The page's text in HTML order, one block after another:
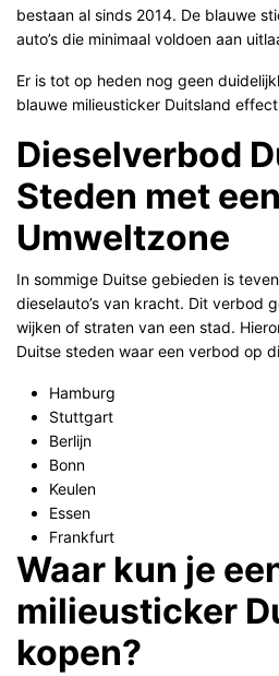
bestaan al sinds 2014. De blauwe
auto’s die minimaal voldoen aan
Er is tot op heden nog geen
blauwe milieusticker Duitsland
Dieselverbod
Steden met een
Umweltzone
In sommige Duitse gebieden is
dieselauto’s van kracht. Dit verbod
wijken of straten van een stad.
Duitse steden waar een verbod op
Hamburg
Stuttgart
Berlijn
Bonn
Keulen
Essen
Frankfurt
Waar kun je
milieusticker
kopen?